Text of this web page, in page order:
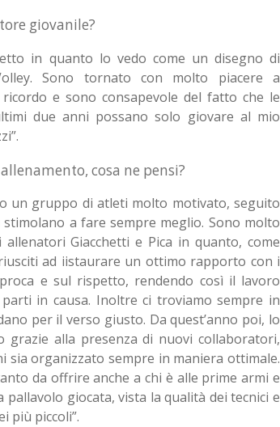
giovanile?
in quanto lo vedo come un disegno di
Sono tornato con molto piacere a
e sono consapevole del fatto che le
due anni possano solo giovare al mio
cosa ne pensi?
un gruppo di atleti molto motivato, seguito
a fare sempre meglio. Sono molto
Giacchetti e Pica in quanto, come
ad iistaurare un ottimo rapporto con i
e sul rispetto, rendendo così il lavoro
in causa. Inoltre ci troviamo sempre in
per il verso giusto. Da quest’anno poi, lo
alla presenza di nuovi collaboratori,
sia organizzato sempre in maniera ottimale.
da offrire anche a chi è alle prime armi e
giocata, vista la qualità dei tecnici e
più piccoli”.